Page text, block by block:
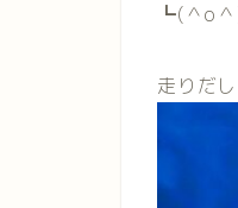
┗(＾o
走りだ